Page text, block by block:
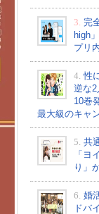
3. 完
high
プリ
4. 性
逆な2
10巻
最大級のキャ
5. 共
「ヨ
り」
6. 婚
ドバ